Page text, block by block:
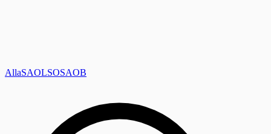
AllaSAOLSOSAOB